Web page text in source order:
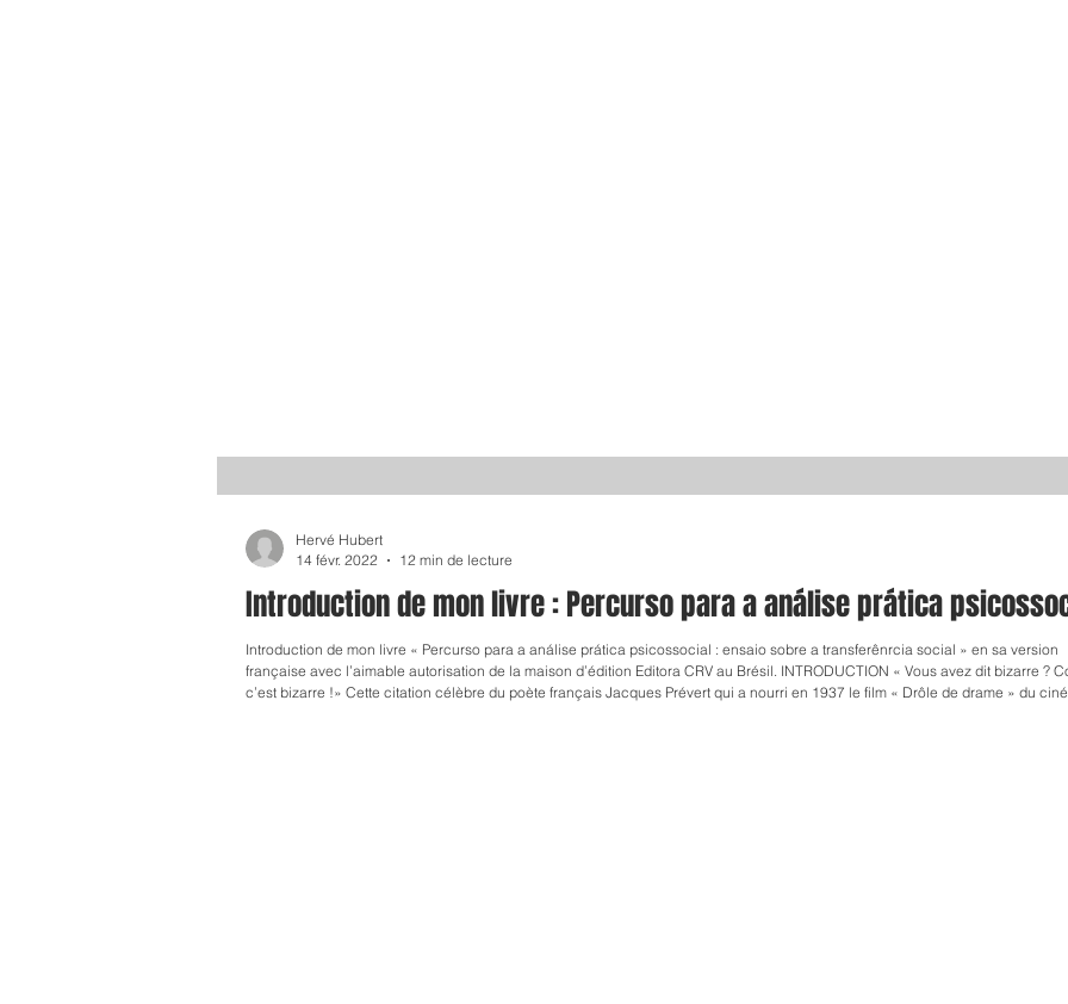
Introduction de mon livre : Percurso para a análise prática
Introduction de mon livre « Percurso para a análise prática psicossocial : ensaio sobre a transferênrcia social » en sa version
française avec l’aimable autorisation de la maison d’édition Editora CRV au Brésil. INTRODUCTION « Vous avez dit bizarre ?
c’est bizarre !» Cette citation célèbre du poète français Jacques Prévert qui a nourri en 1937 le film « Drôle de drame » du cinéaste
Hervé Hubert
14 févr. 2022
12 min de lecture